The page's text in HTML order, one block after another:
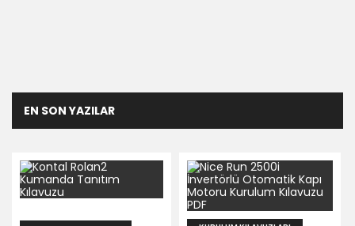
EN SON YAZILAR